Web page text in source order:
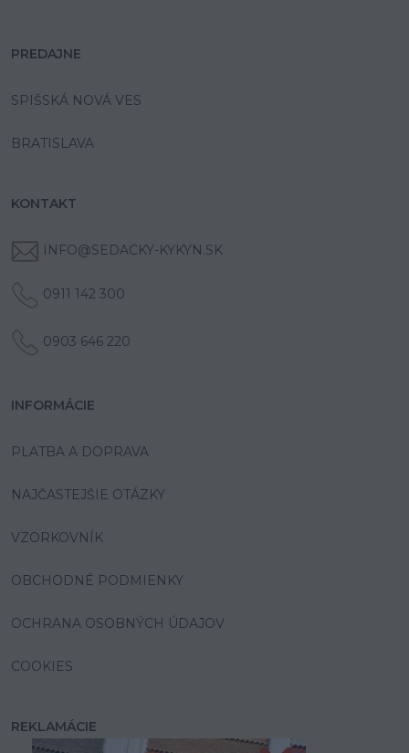
PREDAJNE
SPIŠSKÁ NOVÁ VES
BRATISLAVA
KONTAKT
INFO@SEDACKY-KYKYN.SK
0911 142 300
0903 646 220
INFORMÁCIE
PLATBA A DOPRAVA
NAJČASTEJŠIE OTÁZKY
VZORKOVNÍK
OBCHODNÉ PODMIENKY
OCHRANA OSOBNÝCH ÚDAJOV
COOKIES
REKLAMÁCIE